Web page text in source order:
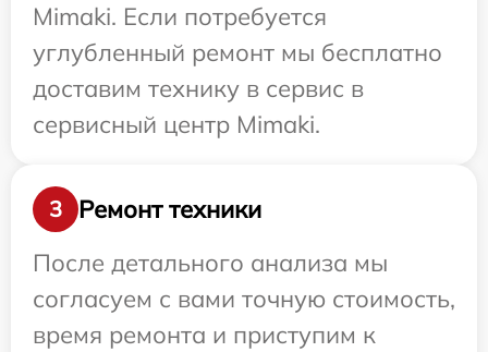
Mimaki. Если потребуется
углубленный ремонт мы бесплатно
доставим технику в сервис в
сервисный центр Mimaki.
3
Ремонт техники
После детального анализа мы
согласуем с вами точную стоимость,
время ремонта и приступим к